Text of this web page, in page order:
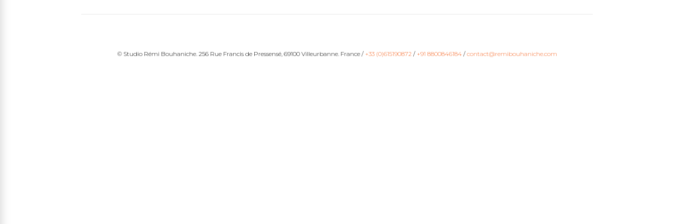
© Studio Rémi Bouhaniche. 256 Rue Francis de Pressensé, 69100 Villeurbanne. France / +33 (0)615190872/ +91 8800846184/ contact@remibouhaniche.com